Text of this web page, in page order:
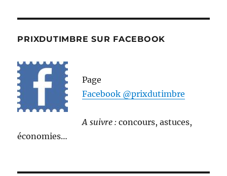
PRIXDUTIMBRE SUR FACEBOOK
Page
Facebook @prixdutimbre
A suivre :concours, astuces,
économies…